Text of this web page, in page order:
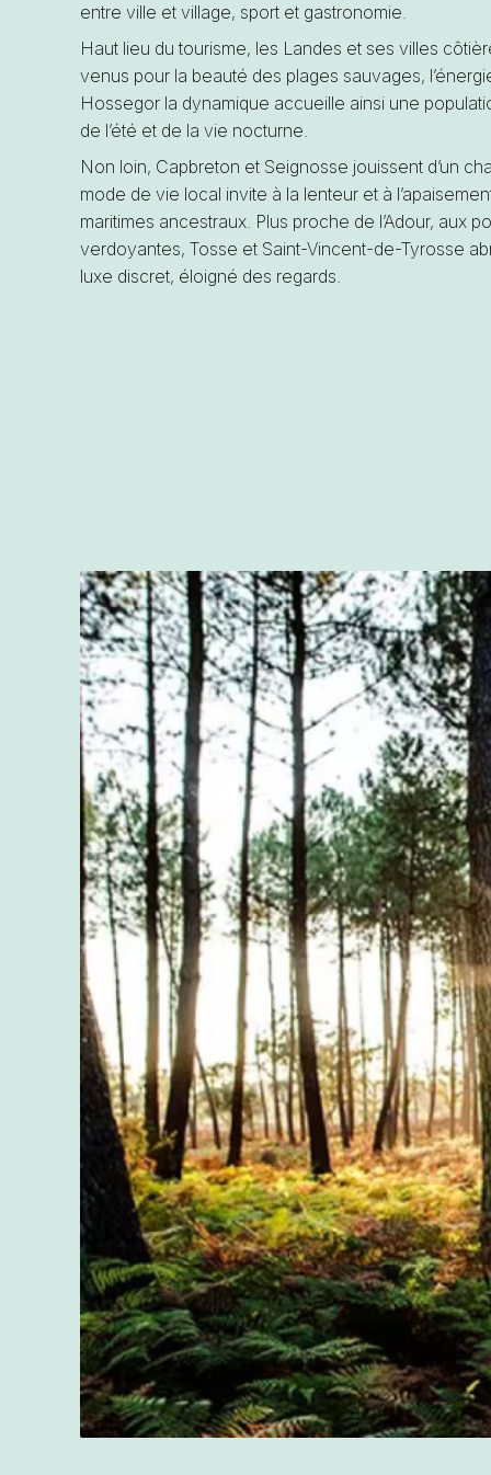
entre ville et village, sport et gastronomie.
Haut lieu du tourisme, les Landes et ses villes
venus pour la beauté des plages sauvages,
Hossegor la dynamique accueille ainsi une
de l’été et de la vie nocturne.
Non loin, Capbreton et Seignosse jouissent d’un
mode de vie local invite à la lenteur et à
maritimes ancestraux. Plus proche de l’Adour, aux
verdoyantes, Tosse et Saint-Vincent-de-Tyrosse
luxe discret, éloigné des regards.